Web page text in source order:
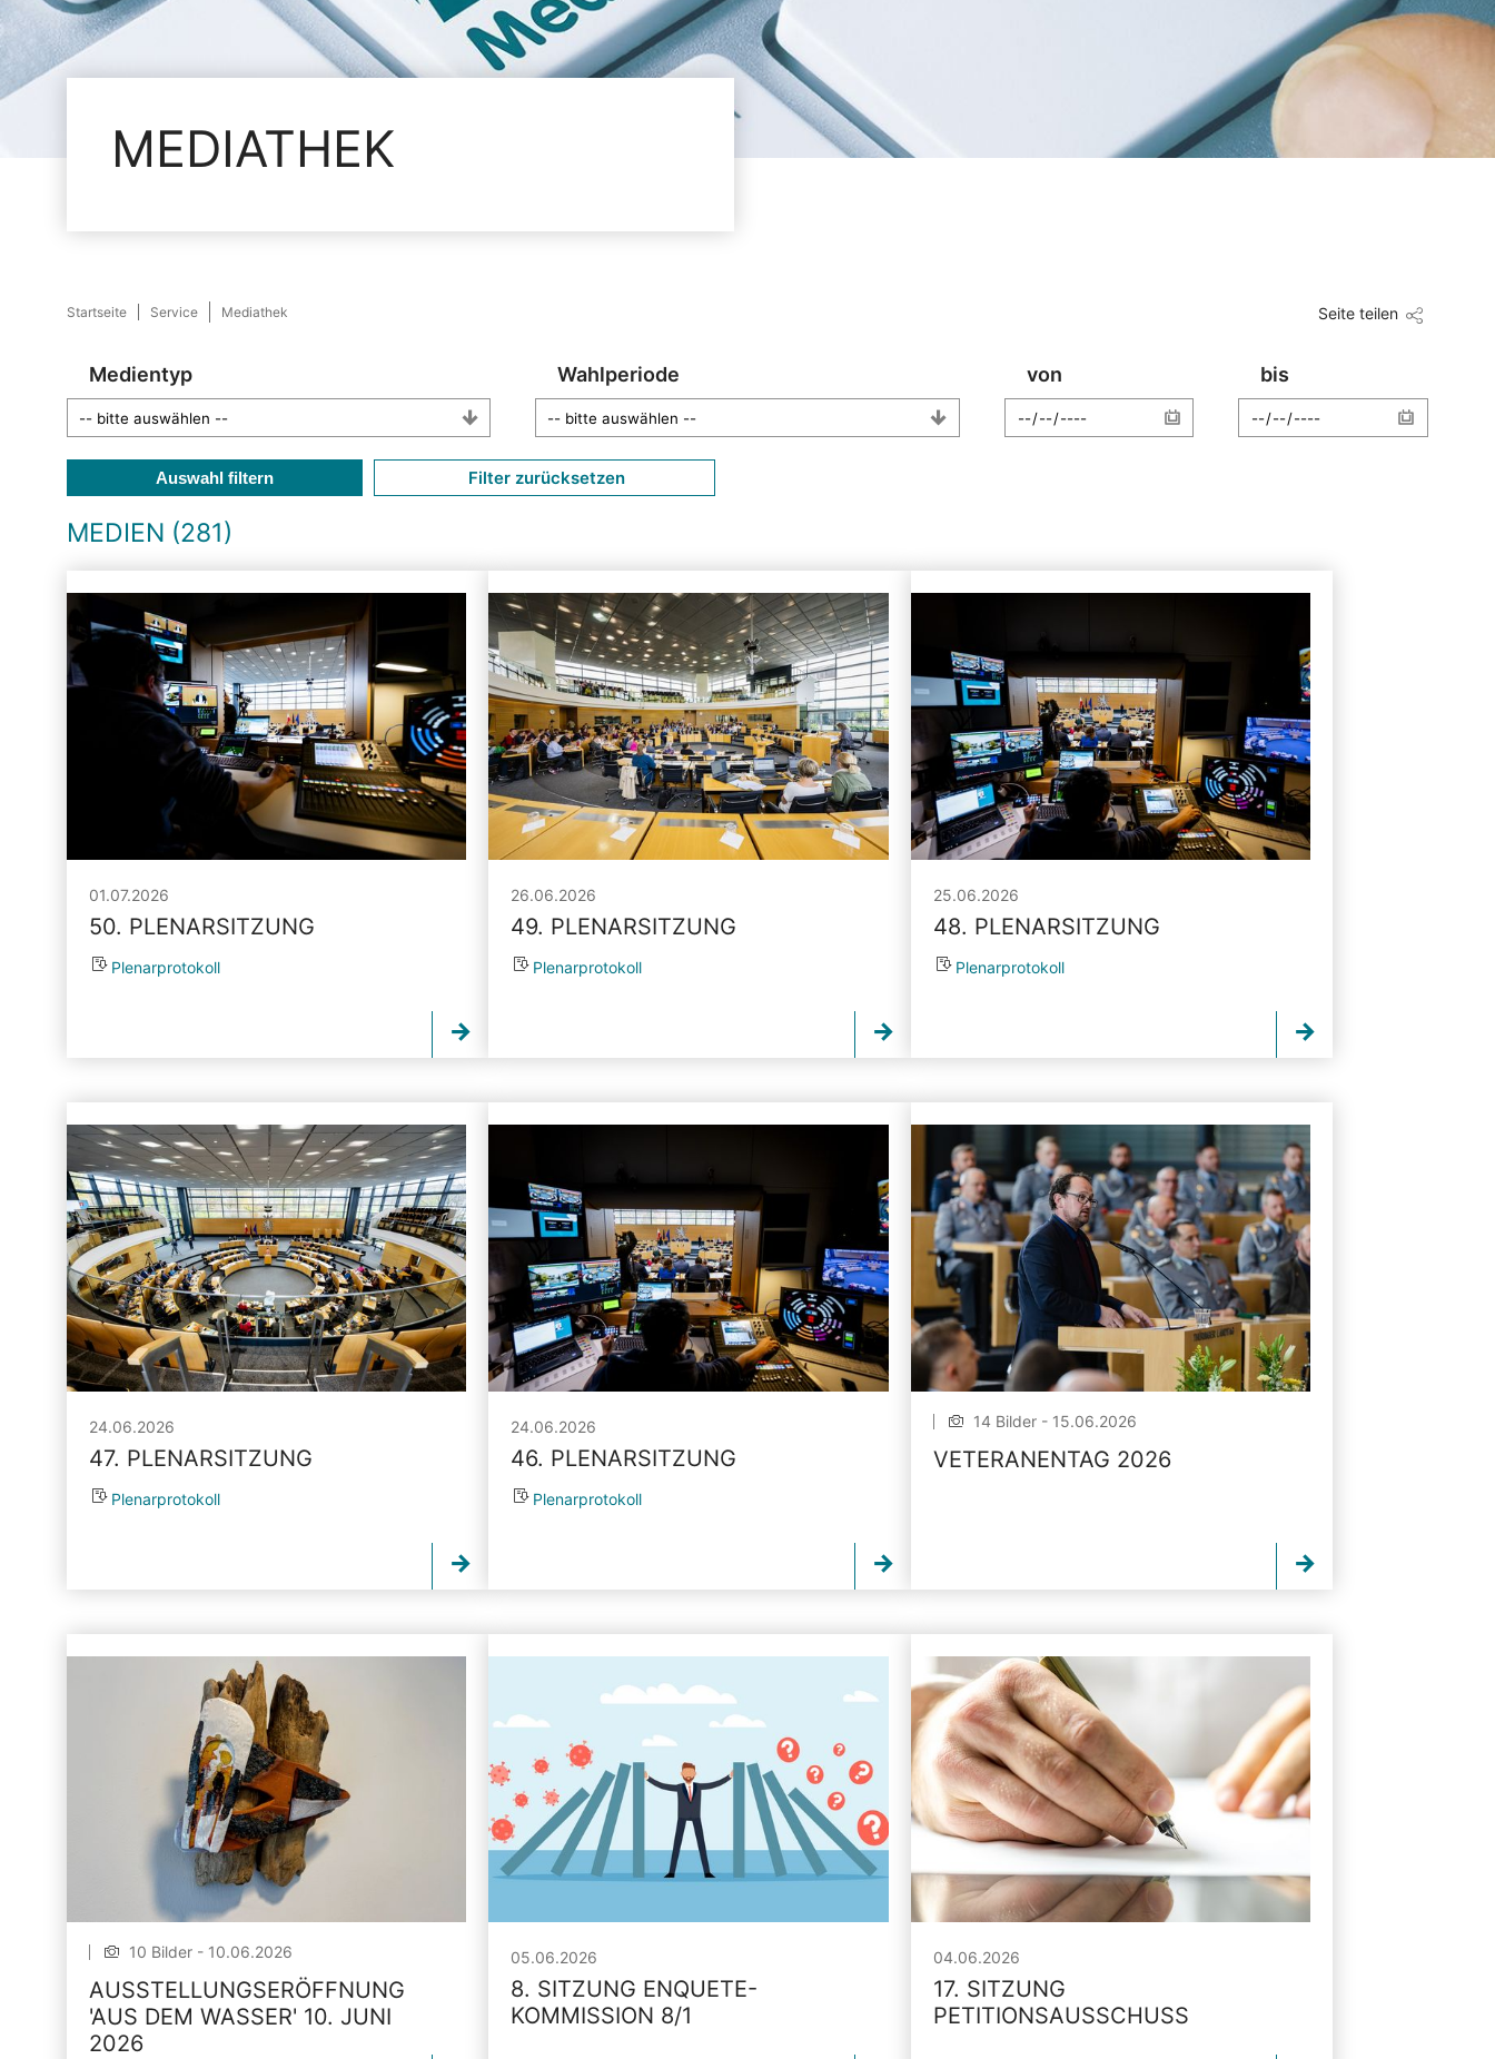
MEDIATHEK
Startseite Service Mediathek Seite teilen
Medientyp Wahlperiode von bis
Auswahl filtern Filter zurücksetzen
MEDIEN (281)
01.07.2026
50. PLENARSITZUNG
Plenarprotokoll
26.06.2026
49. PLENARSITZUNG
Plenarprotokoll
25.06.2026
48. PLENARSITZUNG
Plenarprotokoll
24.06.2026
47. PLENARSITZUNG
Plenarprotokoll
24.06.2026
46. PLENARSITZUNG
Plenarprotokoll
14 Bilder - 15.06.2026
VETERANENTAG 2026
10 Bilder - 10.06.2026
AUSSTELLUNGSERÖFFNUNG
'AUS DEM WASSER' 10. JUNI
2026
05.06.2026
8. SITZUNG ENQUETE-
KOMMISSION 8/1
04.06.2026
17. SITZUNG
PETITIONSAUSSCHUSS